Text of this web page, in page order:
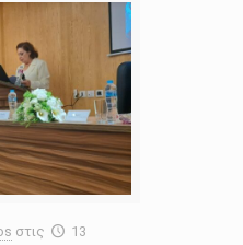
στις
13